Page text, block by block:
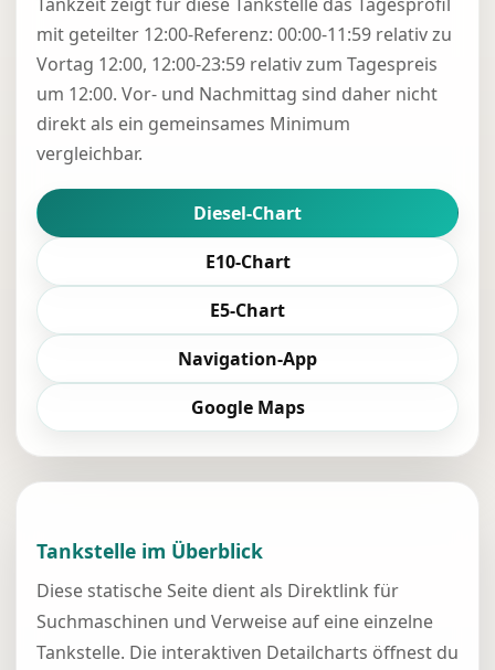
mit geteilter 12:00-Referenz: 00:00-11:59 relativ zu
Vortag 12:00, 12:00-23:59 relativ zum Tagespreis
um 12:00. Vor- und Nachmittag sind daher nicht
direkt als ein gemeinsames Minimum
vergleichbar.
Diesel-Chart
E10-Chart
E5-Chart
Navigation-App
Google Maps
Tankstelle im Überblick
Diese statische Seite dient als Direktlink für
Suchmaschinen und Verweise auf eine einzelne
Tankstelle. Die interaktiven Detailcharts öffnest du